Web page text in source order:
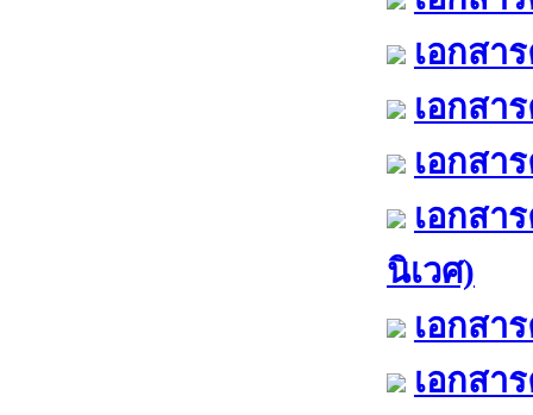
เอกสา
เอกสา
เอกสา
เอกสา
นิเวศ)
เอกสา
เอกสา